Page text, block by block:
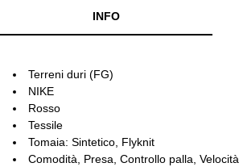
INFO
Terreni duri (FG)
NIKE
Rosso
Tessile
Tomaia: Sintetico, Flyknit
Comodità, Presa, Controllo palla, Velocità